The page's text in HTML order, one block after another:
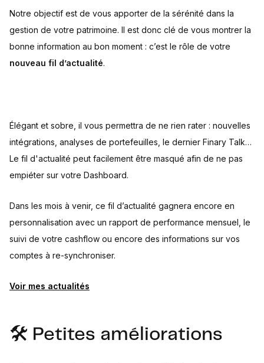
Notre objectif est de vous apporter de la sérénité dans la
gestion de votre patrimoine. Il est donc clé de vous montrer la
bonne information au bon moment : c’est le rôle de votre
nouveau fil d’actualité.
Élégant et sobre, il vous permettra de ne rien rater : nouvelles
intégrations, analyses de portefeuilles, le dernier Finary Talk…
Le fil d'actualité peut facilement être masqué afin de ne pas
empiéter sur votre Dashboard.
Dans les mois à venir, ce fil d’actualité gagnera encore en
personnalisation avec un rapport de performance mensuel, le
suivi de votre cashflow ou encore des informations sur vos
comptes à re-synchroniser.
Voir mes actualités
🛠 Petites améliorations